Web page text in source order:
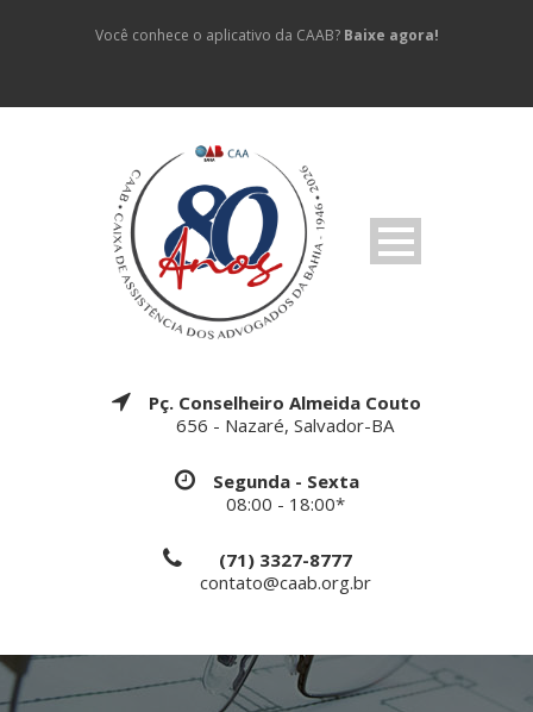
Você conhece o aplicativo da CAAB? Baixe agora!
Pç. Conselheiro Almeida Couto
656 - Nazaré, Salvador-BA
Segunda - Sexta
08:00 - 18:00*
(71) 3327-8777
contato@caab.org.br